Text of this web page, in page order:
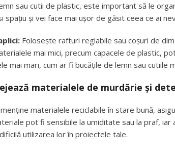
sau cutii de plastic, este important să le
spațiu și vei face mai ușor de găsit ceea ce ai
Folosește rafturi reglabile sau coșuri de
mai mici, precum capacele de plastic,
mai mari, cum ar fi bucățile de lemn sau
materialele de murdărie și
materialele reciclabile în stare bună,
pot fi sensibile la umiditate sau la praf,
utilizarea lor în proiectele tale.